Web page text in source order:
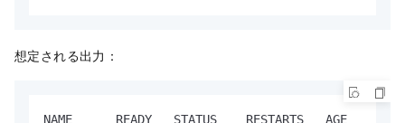
想定される出力：
NAME      READY   STATUS    RESTARTS   AGE